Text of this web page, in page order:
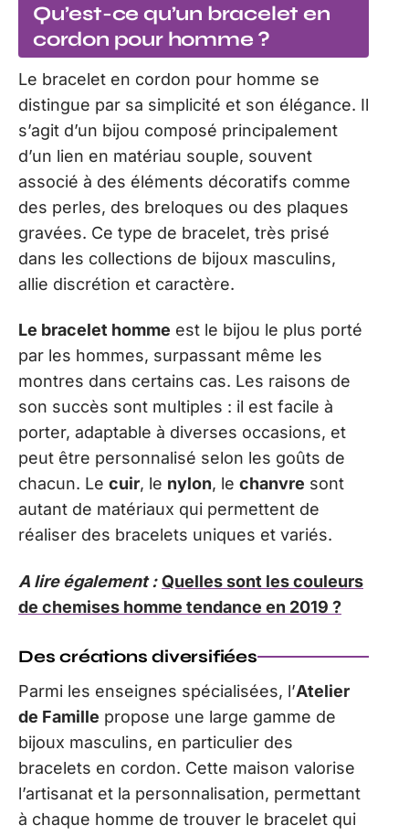
Qu’est-ce qu’un bracelet en
cordon pour homme ?
Le bracelet en cordon pour homme se
distingue par sa simplicité et son élégance. Il
s’agit d’un bijou composé principalement
d’un lien en matériau souple, souvent
associé à des éléments décoratifs comme
des perles, des breloques ou des plaques
gravées. Ce type de bracelet, très prisé
dans les collections de bijoux masculins,
allie discrétion et caractère.
Le bracelet homme est le bijou le plus porté
par les hommes, surpassant même les
montres dans certains cas. Les raisons de
son succès sont multiples : il est facile à
porter, adaptable à diverses occasions, et
peut être personnalisé selon les goûts de
chacun. Le cuir, le nylon, le chanvre sont
autant de matériaux qui permettent de
réaliser des bracelets uniques et variés.
A lire également : Quelles sont les couleurs
de chemises homme tendance en 2019 ?
Des créations diversifiées
Parmi les enseignes spécialisées, l’Atelier
de Famille propose une large gamme de
bijoux masculins, en particulier des
bracelets en cordon. Cette maison valorise
l’artisanat et la personnalisation, permettant
à chaque homme de trouver le bracelet qui